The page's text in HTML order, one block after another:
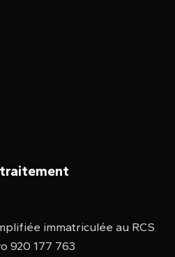
traitement
immatriculée au RCS
920 177 763